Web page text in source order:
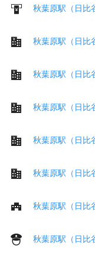
秋葉原駅（日比
秋葉原駅（日比
秋葉原駅（日比
秋葉原駅（日比
秋葉原駅（日
秋葉原駅（日
秋葉原駅（日比
秋葉原駅（日比